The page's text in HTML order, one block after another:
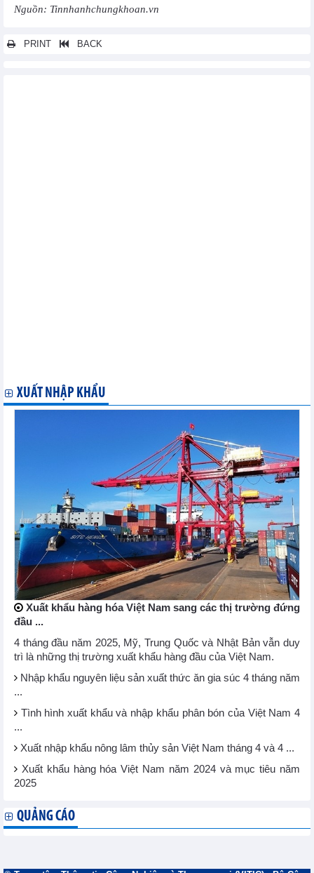
Nguồn: Tinnhanhchungkhoan.vn
PRINT BACK
XUẤT NHẬP KHẨU
Xuất khẩu hàng hóa Việt Nam sang các thị trường đứng
đầu ...
4 tháng đầu năm 2025, Mỹ, Trung Quốc và Nhật Bản vẫn duy
trì là những thị trường xuất khẩu hàng đầu của Việt Nam.
Nhập khẩu nguyên liệu sản xuất thức ăn gia súc 4 tháng năm
...
Tình hình xuất khẩu và nhập khẩu phân bón của Việt Nam 4
...
Xuất nhập khẩu nông lâm thủy sản Việt Nam tháng 4 và 4 ...
Xuất khẩu hàng hóa Việt Nam năm 2024 và mục tiêu năm
2025
QUẢNG CÁO